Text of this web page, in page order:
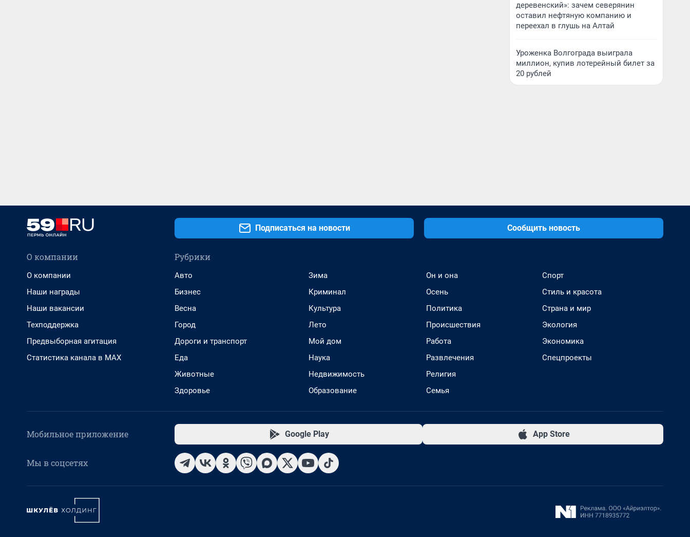
деревенский»: зачем северянин
оставил нефтяную компанию и
переехал в глушь на Алтай
Уроженка Волгограда выиграла
миллион, купив лотерейный билет за
20 рублей
Подписаться на новости Сообщить новость
О компании
О компании
Наши награды
Наши вакансии
Техподдержка
Предвыборная агитация
Статистика канала в MAX
Рубрики
Авто
Бизнес
Весна
Город
Дороги и транспорт
Еда
Животные
Здоровье
Зима
Криминал
Культура
Лето
Мой дом
Наука
Недвижимость
Образование
Он и она
Осень
Политика
Происшествия
Работа
Развлечения
Религия
Семья
Спорт
Стиль и красота
Страна и мир
Экология
Экономика
Спецпроекты
Мобильное приложение Google Play App Store
Мы в соцсетях